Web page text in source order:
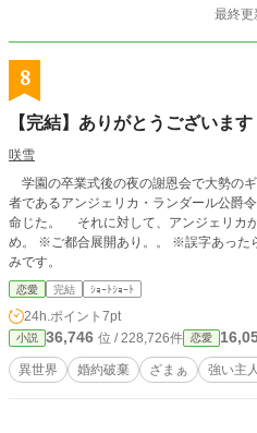
最終
8
【完結】ありがとうございます
咲雪
学園の卒業式後の夜の謝恩会で大勢の
者であるアンジェリカ・ランダール公爵
命じた。 それに対して、アンジェリカが取った行動とは？ ※恋愛要素は薄
め。 ※ご都合展開あり。。 ※誤字あったらすみません。
みです。
恋愛 完結 ｼｮｰﾄｼｮｰﾄ
24h.ポイント 7pt
小説 36,746 位 / 228,726件 恋愛
異世界 婚約破棄 ざまぁ 強い主